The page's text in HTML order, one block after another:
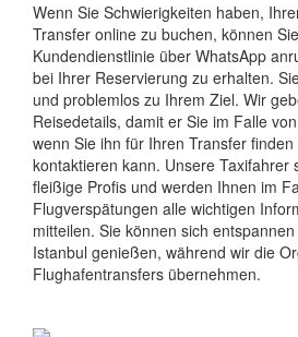
Wenn Sie Schwierigkeiten haben,
Transfer online zu buchen, können
Kundendienstlinie über WhatsApp
bei Ihrer Reservierung zu erhalten.
und problemlos zu Ihrem Ziel. Wir
Reisedetails, damit er Sie im Falle
wenn Sie ihn für Ihren Transfer
kontaktieren kann. Unsere Taxifahrer
fleißige Profis und werden Ihnen im
Flugverspätungen alle wichtigen
mitteilen. Sie können sich
Istanbul genießen, während wir die
Flughafentransfers übernehmen.